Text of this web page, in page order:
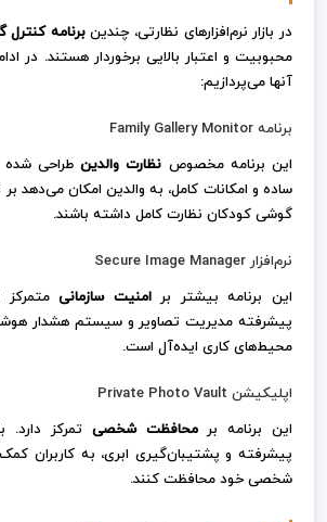
در بازار نرم‌افزارهای نظارتی، چندینبرنامه کنترل
محبوبیت و اعتبار بالایی برخوردار هستند. در
آنها می‌پردازیم:
برنامه Family Gallery Monitor
این برنامه مخصوص نظارت والدینطراحی شده
ساده و امکانات کامل، به والدین امکان می‌دهد
گوشی کودکان نظارت کامل داشته باشند.
نرم‌افزار Secure Image Manager
این برنامه بیشتر برامنیت سازمانیمتمرکز
پیشرفته مدیریت تصاویر و سیستم هشدار
محیط‌های کاری ایده‌آل است.
اپلیکیشن Private Photo Vault
این برنامه برمحافظت شخصی تمرکز دارد.
پیشرفته و پشتیبان‌گیری ابری، به کاربران
شخصی خود محافظت کنند.